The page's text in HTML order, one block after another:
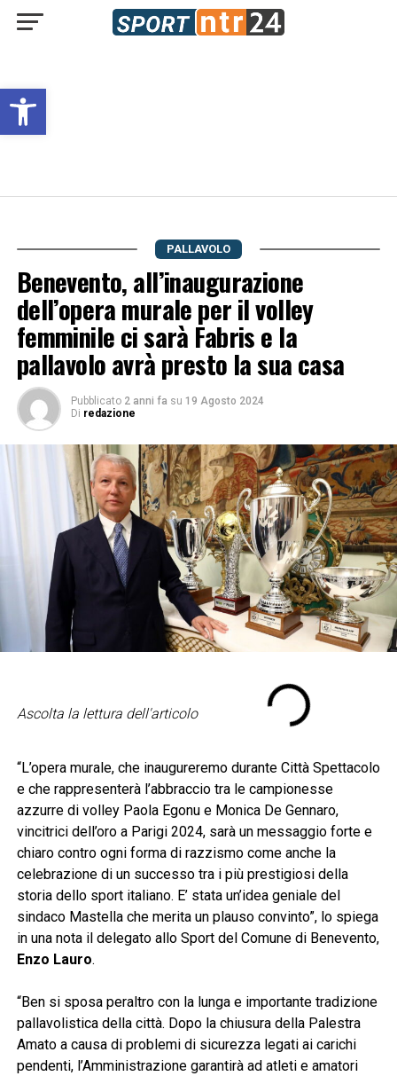
Open toolbar
PALLAVOLO
Benevento, all’inaugurazione
dell’opera murale per il volley
femminile ci sarà Fabris e la
pallavolo avrà presto la sua casa
Pubblicato 2 anni fa su 19 Agosto 2024
Di redazione
Ascolta la lettura dell'articolo
“L’opera murale, che inaugureremo durante Città Spettacolo
e che rappresenterà l’abbraccio tra le campionesse
azzurre di volley Paola Egonu e Monica De Gennaro,
vincitrici dell’oro a Parigi 2024, sarà un messaggio forte e
chiaro contro ogni forma di razzismo come anche la
celebrazione di un successo tra i più prestigiosi della
storia dello sport italiano. E’ stata un’idea geniale del
sindaco Mastella che merita un plauso convinto”, lo spiega
in una nota il delegato allo Sport del Comune di Benevento,
Enzo Lauro.
“Ben si sposa peraltro con la lunga e importante tradizione
pallavolistica della città. Dopo la chiusura della Palestra
Amato a causa di problemi di sicurezza legati ai carichi
pendenti, l’Amministrazione garantirà ad atleti e amatori